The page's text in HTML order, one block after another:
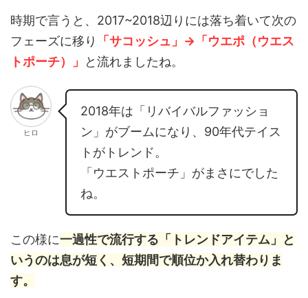
時期で言うと、2017~2018辺りには落ち着いて次の
フェーズに移り
「サコッシュ」→「ウエポ（ウエス
トポーチ）」
と流れましたね。
ヒロ
2018年は「リバイバルファッショ
ン」がブームになり、90年代テイス
トがトレンド。
「ウエストポーチ」がまさにでした
ね。
この様に一過性で流行する「トレンドアイテム」と
いうのは息が短く、短期間で順位か入れ替わりま
す。